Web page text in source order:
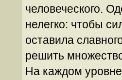
человеческого.
нелегко: чтобы
оставила
решить
На каждом